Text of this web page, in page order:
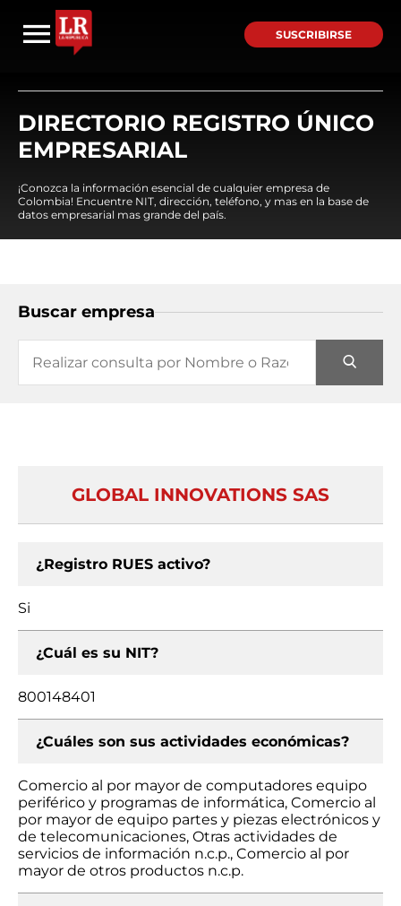
SUSCRIBIRSE
DIRECTORIO REGISTRO ÚNICO
EMPRESARIAL
¡Conozca la información esencial de cualquier empresa de
Colombia! Encuentre NIT, dirección, teléfono, y mas en la base de
datos empresarial mas grande del país.
Buscar empresa
GLOBAL INNOVATIONS SAS
¿Registro RUES activo?
Si
¿Cuál es su NIT?
800148401
¿Cuáles son sus actividades económicas?
Comercio al por mayor de computadores equipo
periférico y programas de informática, Comercio al
por mayor de equipo partes y piezas electrónicos y
de telecomunicaciones, Otras actividades de
servicios de información n.c.p., Comercio al por
mayor de otros productos n.c.p.